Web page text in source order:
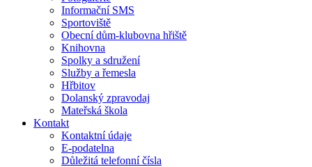
Informační SMS
Sportoviště
Obecní dům-klubovna hřiště
Knihovna
Spolky a sdružení
Služby a řemesla
Hřbitov
Dolanský zpravodaj
Mateřská škola
Kontakt
Kontaktní údaje
E-podatelna
Důležitá telefonní čísla